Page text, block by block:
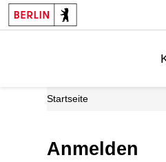
Startseite
Anmelden